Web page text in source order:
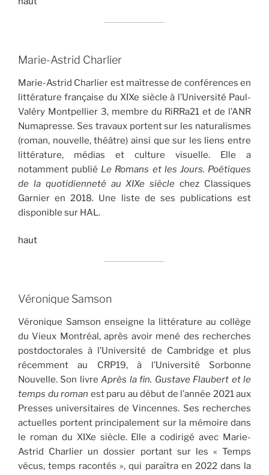
Marie-Astrid Charlier
Marie-Astrid Charlier est maîtresse de conférences en
littérature française du XIXe siècle à l’Université Paul-
Valéry Montpellier 3, membre du RiRRa21 et de l’ANR
Numapresse. Ses travaux portent sur les naturalismes
(roman, nouvelle, théâtre) ainsi que sur les liens entre
littérature, médias et culture visuelle. Elle a
notamment publié Le Romans et les Jours. Poétiques
de la quotidienneté au XIXe siècle chez Classiques
Garnier en 2018. Une liste de ses publications est
disponible sur HAL.
haut
Véronique Samson
Véronique Samson enseigne la littérature au collège
du Vieux Montréal, après avoir mené des recherches
postdoctorales à l’Université de Cambridge et plus
récemment au CRP19, à l’Université Sorbonne
Nouvelle. Son livreAprès la fin. Gustave Flaubert et le
temps du roman est paru au début de l’année 2021 aux
Presses universitaires de Vincennes. Ses recherches
actuelles portent principalement sur la mémoire dans
le roman du XIXe siècle. Elle a codirigé avec Marie-
Astrid Charlier un dossier portant sur les « Temps
vécus, temps racontés », qui paraîtra en 2022 dans la